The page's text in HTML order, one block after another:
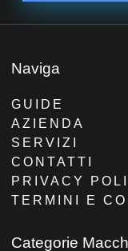
Naviga
GUIDE
AZIENDA
SERVIZI
CONTATTI
PRIVACY
TERMINI E
Categorie